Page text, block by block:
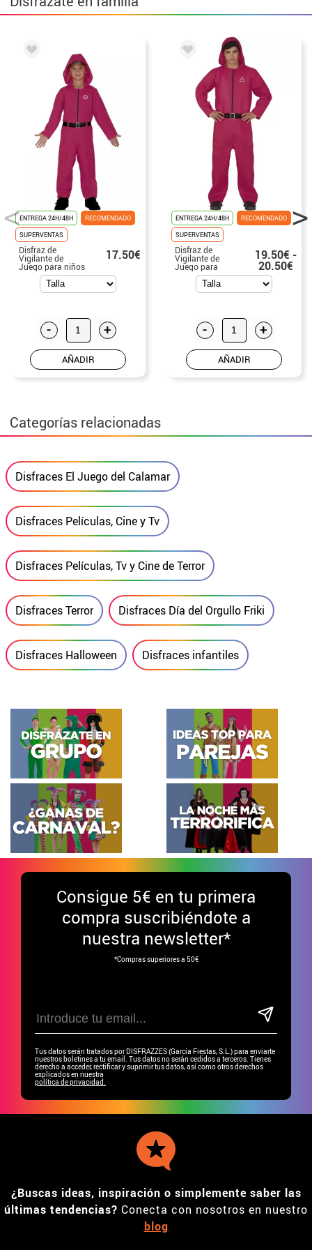
ENTREGA 24H/48H
RECOMENDADO
SUPERVENTAS
Disfraz de
Vigilante de
Juego para niños
17.50€
- +
AÑADIR
ENTREGA 24H/48H
RECOMENDADO
SUPERVENTAS
Disfraz de
Vigilante de
Juego para
hombre
19.50€ -
20.50€
- +
AÑADIR
Categorías relacionadas
Disfraces El Juego del Calamar
Disfraces Películas, Cine y Tv
Disfraces Películas, Tv y Cine de Terror
Disfraces Terror Disfraces Día del Orgullo Friki
Disfraces Halloween Disfraces infantiles
Consigue 5€ en tu primera
compra suscribiéndote a
nuestra newsletter*
*Compras superiores a 50€
Tus datos serán tratados por DISFRAZZES (García Fiestas, S.L.) para enviarte
nuestros boletines a tu email. Tus datos no serán cedidos a terceros. Tienes
derecho a acceder, rectificar y suprimir tus datos, así como otros derechos
explicados en nuestra
política de privacidad.
¿Buscas ideas, inspiración o simplemente saber las
últimas tendencias? Conecta con nosotros en nuestro
blog